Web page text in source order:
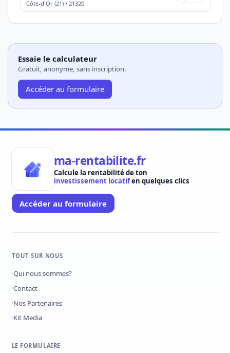
Côte-d'Or (21) • 21320
Essaie le calculateur
Gratuit, anonyme, sans inscription.
Accéder au formulaire
ma-rentabilite.fr
Calcule la rentabilité de ton
investissement locatifen quelques clics
Accéder au formulaire
TOUT SUR NOUS
Qui nous sommes?
Contact
Nos Partenaires
Kit Media
LE FORMULAIRE